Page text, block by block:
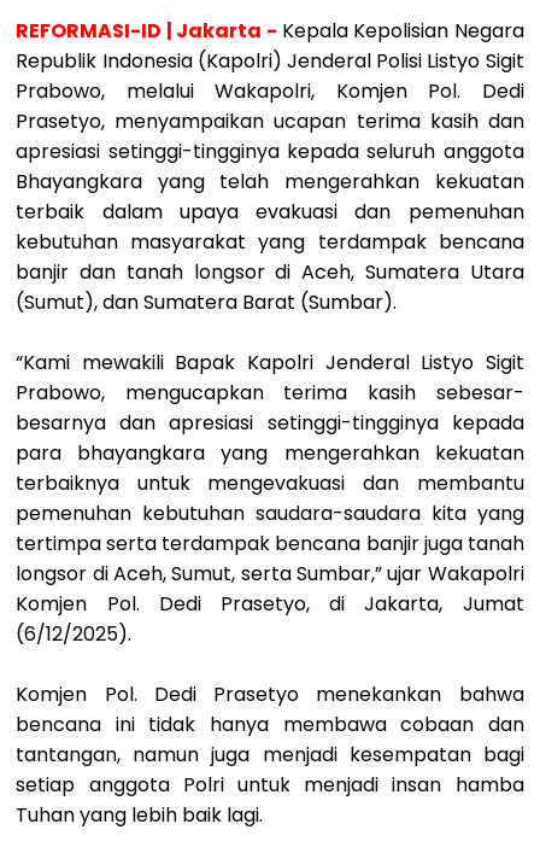
REFORMASI-ID | Jakarta - Kepala Kepolisian Negara
Republik Indonesia (Kapolri) Jenderal Polisi Listyo Sigit
Prabowo, melalui Wakapolri, Komjen Pol. Dedi
Prasetyo, menyampaikan ucapan terima kasih dan
apresiasi setinggi-tingginya kepada seluruh anggota
Bhayangkara yang telah mengerahkan kekuatan
terbaik dalam upaya evakuasi dan pemenuhan
kebutuhan masyarakat yang terdampak bencana
banjir dan tanah longsor di Aceh, Sumatera Utara
(Sumut), dan Sumatera Barat (Sumbar).
“Kami mewakili Bapak Kapolri Jenderal Listyo Sigit
Prabowo, mengucapkan terima kasih sebesar-
besarnya dan apresiasi setinggi-tingginya kepada
para bhayangkara yang mengerahkan kekuatan
terbaiknya untuk mengevakuasi dan membantu
pemenuhan kebutuhan saudara-saudara kita yang
tertimpa serta terdampak bencana banjir juga tanah
longsor di Aceh, Sumut, serta Sumbar,” ujar Wakapolri
Komjen Pol. Dedi Prasetyo, di Jakarta, Jumat
(6/12/2025).
Komjen Pol. Dedi Prasetyo menekankan bahwa
bencana ini tidak hanya membawa cobaan dan
tantangan, namun juga menjadi kesempatan bagi
setiap anggota Polri untuk menjadi insan hamba
Tuhan yang lebih baik lagi.